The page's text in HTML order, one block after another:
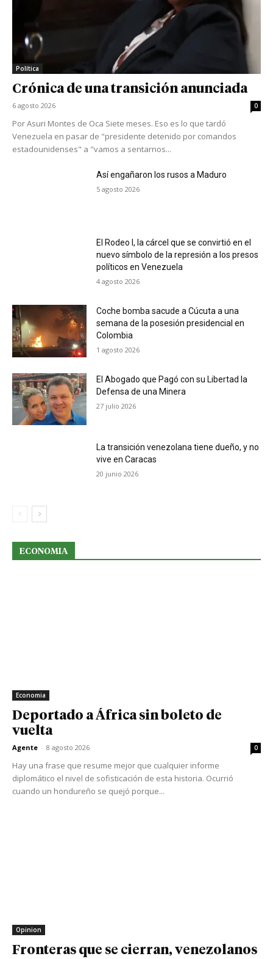
Política
Crónica de una transición anunciada
6 agosto 2026 0
Por Asuri Montes de Oca Siete meses. Eso es lo que tardó
Venezuela en pasar de "presidente detenido por comandos
estadounidenses" a "vamos a sentarnos...
Así engañaron los rusos a Maduro
5 agosto 2026
El Rodeo I, la cárcel que se convirtió en el
nuevo símbolo de la represión a los presos
políticos en Venezuela
4 agosto 2026
Coche bomba sacude a Cúcuta a una
semana de la posesión presidencial en
Colombia
1 agosto 2026
El Abogado que Pagó con su Libertad la
Defensa de una Minera
27 julio 2026
La transición venezolana tiene dueño, y no
vive en Caracas
20 junio 2026
ECONOMIA
Economia
Deportado a África sin boleto de
vuelta
Agente - 8 agosto 2026 0
Hay una frase que resume mejor que cualquier informe
diplomático el nivel de sofisticación de esta historia. Ocurrió
cuando un hondureño se quejó porque...
Opinion
Fronteras que se cierran, venezolanos